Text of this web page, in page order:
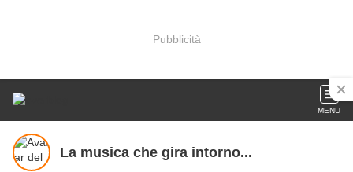
Pubblicità
MENU
La musica che gira intorno...